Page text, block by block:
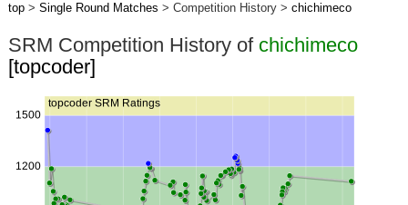
top> Single Round Matches > Competition History > chichimeco
SRM Competition History of chichimeco
[topcoder]